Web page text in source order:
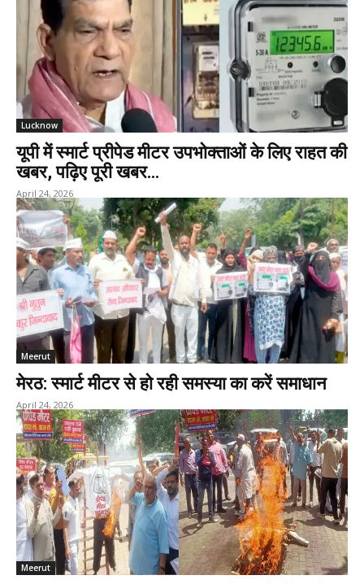
Lucknow
यूपी में स्मार्ट प्रीपेड मीटर उपभोक्ताओं के लिए राहत की
खबर, पढ़िए पूरी खबर…
April 24, 2026
Meerut
मेरठ: स्मार्ट मीटर से हो रही समस्या का करें समाधान
April 24, 2026
Meerut